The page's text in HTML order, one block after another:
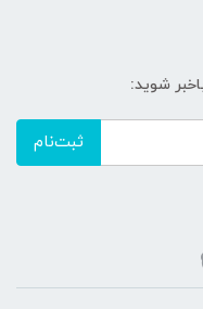
شوید:
ثبت‌نام